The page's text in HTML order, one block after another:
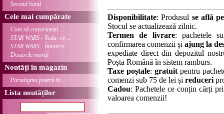
Second hand
Cele mai cumpărate
Cum să construiești ...
STAR WARS - Yoda: re ...
STAR WARS - Întoarce ...
Dosarele morții
Noutăți în magazin
Paradigma puterii în ...
Lista noutăților
Disponibilitate: Produsul se află
Stocul se actualizează zilnic.
Termen de livrare: pachetele
confirmarea comenzii șiajung la
expediate direct din depozitul
Poșta Română în sistem ramburs.
Taxe poștale: gratuitpentru
comenzi sub 75 de lei și reduceri
Cadou: Pachetele ce conțin cărți
valoarea comenzii!